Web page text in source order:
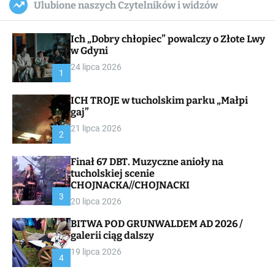
c
a
a
s
W
i
e
l
c
Ulubione naszych Czytelników i widzów
1
Ich „Dobry chłopiec” powalczy o Złote Lwy
w Gdyni
24 lipca 2026
2
ICH TROJE w tucholskim parku „Małpi
gaj”
21 lipca 2026
3
Finał 67 DBT. Muzyczne anioły na
tucholskiej scenie
CHOJNACKA//CHOJNACKI
20 lipca 2026
4
BITWA POD GRUNWALDEM AD 2026 /
galerii ciąg dalszy
19 lipca 2026